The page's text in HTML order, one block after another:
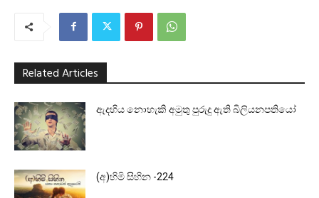
Related Articles
ඇදහිය නොහැකි අමුතු පුරුදු ඇති බිලියනපතියෝ
(අ)හිමි සිහින -224